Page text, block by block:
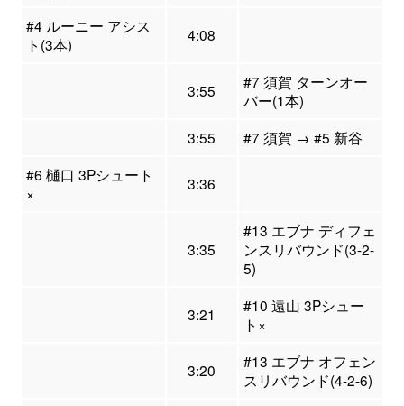
#4 ルーニー アシス
ト(3本)
4:08
3:55
#7 須賀 ターンオー
バー(1本)
3:55
#7 須賀 → #5 新谷
#6 樋口 3Pシュート
×
3:36
3:35
#13 エブナ ディフェ
ンスリバウンド(3-2-
5)
3:21
#10 遠山 3Pシュー
ト×
3:20
#13 エブナ オフェン
スリバウンド(4-2-6)